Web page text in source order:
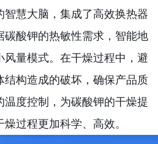
慧大脑，集成了高效换热器
碳酸钾的热敏性需求，智能地
量模式。在干燥过程中，避
结构造成的破坏，确保产品质
度控制，为碳酸钾的干燥提
过程更加科学、高效。